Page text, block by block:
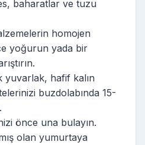
baharatlar ve tuzu
homojen
yoğurun yada bir
yuvarlak, hafif kalın
buzdolabında 15-
önce una bulayın.
olan yumurtaya